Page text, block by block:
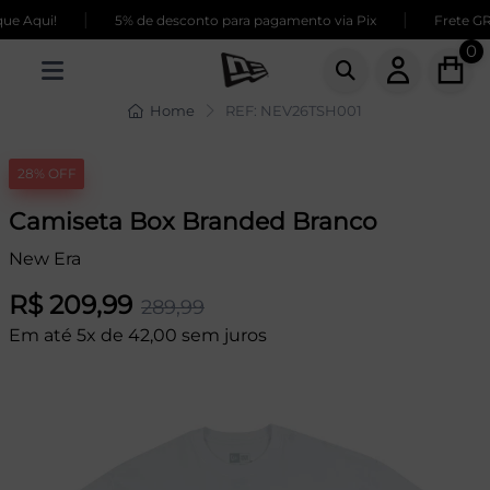
Aqui! 5% de desconto para pagamento via Pix Frete
0
Home REF: NEV26TSH001
28% OFF
Camiseta Box Branded Branco
New Era
R$ 209,99 289,99
Em até 5x de 42,00 sem juros